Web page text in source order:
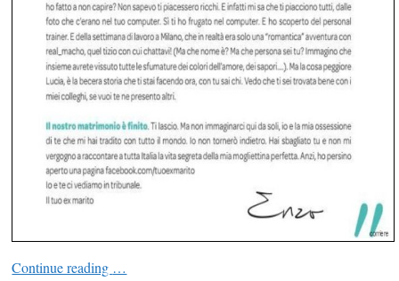
Continue reading …